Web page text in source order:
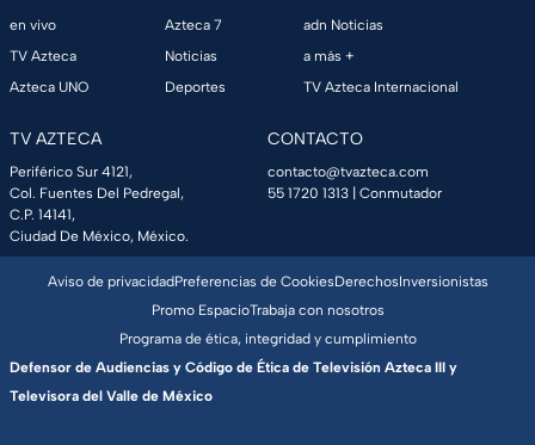
en vivo
TV Azteca
Azteca UNO
Azteca 7
Noticias
Deportes
adn Noticias
a más +
TV Azteca Internacional
TV AZTECA
Periférico Sur 4121,
Col. Fuentes Del Pedregal,
C.P. 14141,
Ciudad De México, México.
CONTACTO
contacto@tvazteca.com
55 1720 1313 | Conmutador
Aviso de privacidadPreferencias de CookiesDerechosInversionistas
Promo EspacioTrabaja con nosotros
Programa de ética, integridad y cumplimiento
Defensor de Audiencias y Código de Ética de Televisión Azteca III y
Televisora del Valle de México